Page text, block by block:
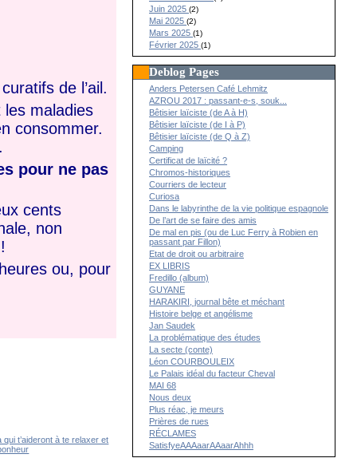
de l’ail.
les maladies
consommer.
pour ne pas
cents
non
ou, pour
Juin 2025(2)
Mai 2025(2)
Mars 2025(1)
Février 2025(1)
Deblog Pages
Anders Petersen Café Lehmitz
AZROU 2017 : passant-e-s, souk...
Bêtisier laïciste (de A à H)
Bêtisier laïciste (de I à P)
Bêtisier laïciste (de Q à Z)
Camping
Certificat de laïcité ?
Chromos-historiques
Courriers de lecteur
Curiosa
Dans le labyrinthe de la vie politique espagnole
De l’art de se faire des amis
De mal en pis (ou de Luc Ferry à Robien en
passant par Fillon)
Etat de droit ou arbitraire
EX LIBRIS
Fredillo (album)
GUYANE
HARAKIRI, journal bête et méchant
Histoire belge et angélisme
Jan Saudek
La problématique des études
La secte (conte)
Léon COURBOULEIX
Le Palais idéal du facteur Cheval
MAI 68
Nous deux
Plus réac, je meurs
Prières de rues
RÉCLAMES
SatisfyeAAAaarAAaarAhhh